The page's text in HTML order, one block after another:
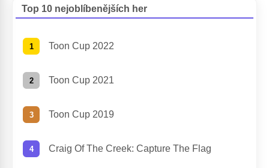
Top 10 nejoblíbenějších her
Toon Cup 2022
Toon Cup 2021
Toon Cup 2019
Craig Of The Creek: Capture The Flag